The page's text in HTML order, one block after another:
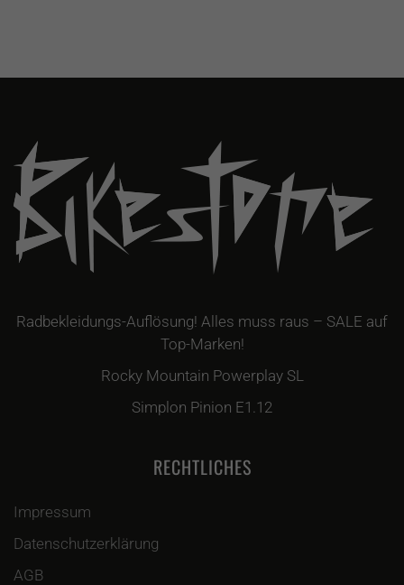
Radbekleidungs-Auflösung! Alles muss raus – SALE auf
Top-Marken!
Rocky Mountain Powerplay SL
Simplon Pinion E1.12
RECHTLICHES
Impressum
Datenschutzerklärung
AGB